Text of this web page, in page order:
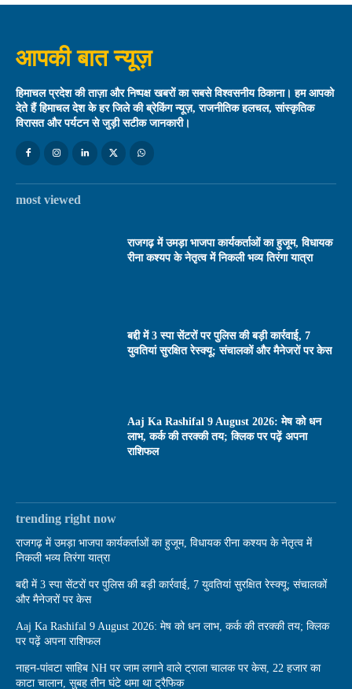
आपकी बात न्यूज़
हिमाचल प्रदेश की ताज़ा और निष्पक्ष खबरों का सबसे विश्वसनीय ठिकाना। हम आपको
देते हैं हिमाचल देश के हर जिले की ब्रेकिंग न्यूज़, राजनीतिक हलचल, सांस्कृतिक
विरासत और पर्यटन से जुड़ी सटीक जानकारी।
most viewed
राजगढ़ में उमड़ा भाजपा कार्यकर्ताओं का हुजूम, विधायक
रीना कश्यप के नेतृत्व में निकली भव्य तिरंगा यात्रा
बद्दी में 3 स्पा सेंटरों पर पुलिस की बड़ी कार्रवाई, 7
युवतियां सुरक्षित रेस्क्यू; संचालकों और मैनेजरों पर केस
Aaj Ka Rashifal 9 August 2026: मेष को धन
लाभ, कर्क की तरक्की तय; क्लिक पर पढ़ें अपना
राशिफल
trending right now
राजगढ़ में उमड़ा भाजपा कार्यकर्ताओं का हुजूम, विधायक रीना कश्यप के नेतृत्व में
निकली भव्य तिरंगा यात्रा
बद्दी में 3 स्पा सेंटरों पर पुलिस की बड़ी कार्रवाई, 7 युवतियां सुरक्षित रेस्क्यू; संचालकों
और मैनेजरों पर केस
Aaj Ka Rashifal 9 August 2026: मेष को धन लाभ, कर्क की तरक्की तय; क्लिक
पर पढ़ें अपना राशिफल
नाहन-पांवटा साहिब NH पर जाम लगाने वाले ट्राला चालक पर केस, 22 हजार का
काटा चालान, सुबह तीन घंटे थमा था ट्रैफिक